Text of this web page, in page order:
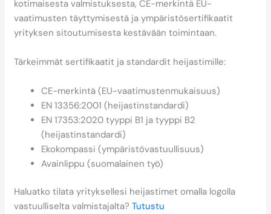
kotimaisesta valmistuksesta, CE-merkintä EU-
vaatimusten täyttymisestä ja ympäristösertifikaatit
yrityksen sitoutumisesta kestävään toimintaan.
Tärkeimmät sertifikaatit ja standardit heijastimille:
CE-merkintä (EU-vaatimustenmukaisuus)
EN 13356:2001 (heijastinstandardi)
EN 17353:2020 tyyppi B1 ja tyyppi B2
(heijastinstandardi)
Ekokompassi (ympäristövastuullisuus)
Avainlippu (suomalainen työ)
Haluatko tilata yrityksellesi heijastimet omalla logolla
vastuulliselta valmistajalta?Tutustu